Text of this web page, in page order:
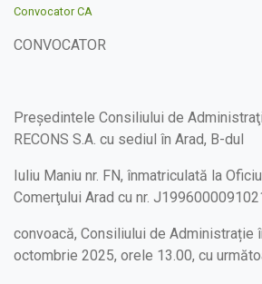
Convocator CA
CONVOCATOR
Președintele Consiliului de
RECONS S.A. cu sediul în Arad, B-dul
Iuliu Maniu nr. FN, înmatriculată la
Comerţului Arad cu nr.
convoacă, Consiliului de Administrație
octombrie 2025, orele 13.00, cu